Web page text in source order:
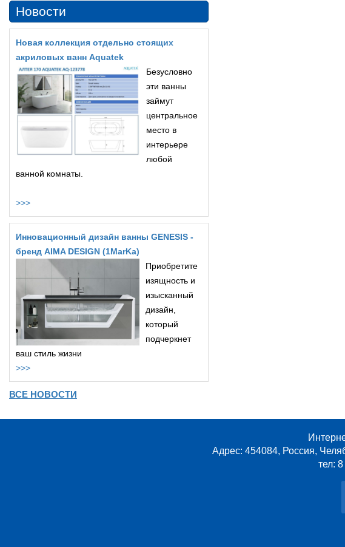
Новости
Новая коллекция отдельно стоящих
акриловых ванн Aquatek
Безусловно
эти ванны
займут
центральное
место в
интерьере
любой
ванной комнаты.
>>>
Инновационный дизайн ванны GENESIS -
бренд AIMA DESIGN (1MarKa)
Приобретите
изящность и
изысканный
дизайн,
который
подчеркнет
ваш стиль жизни
>>>
ВСЕ НОВОСТИ
Адрес: 454084, Россия,
тел: